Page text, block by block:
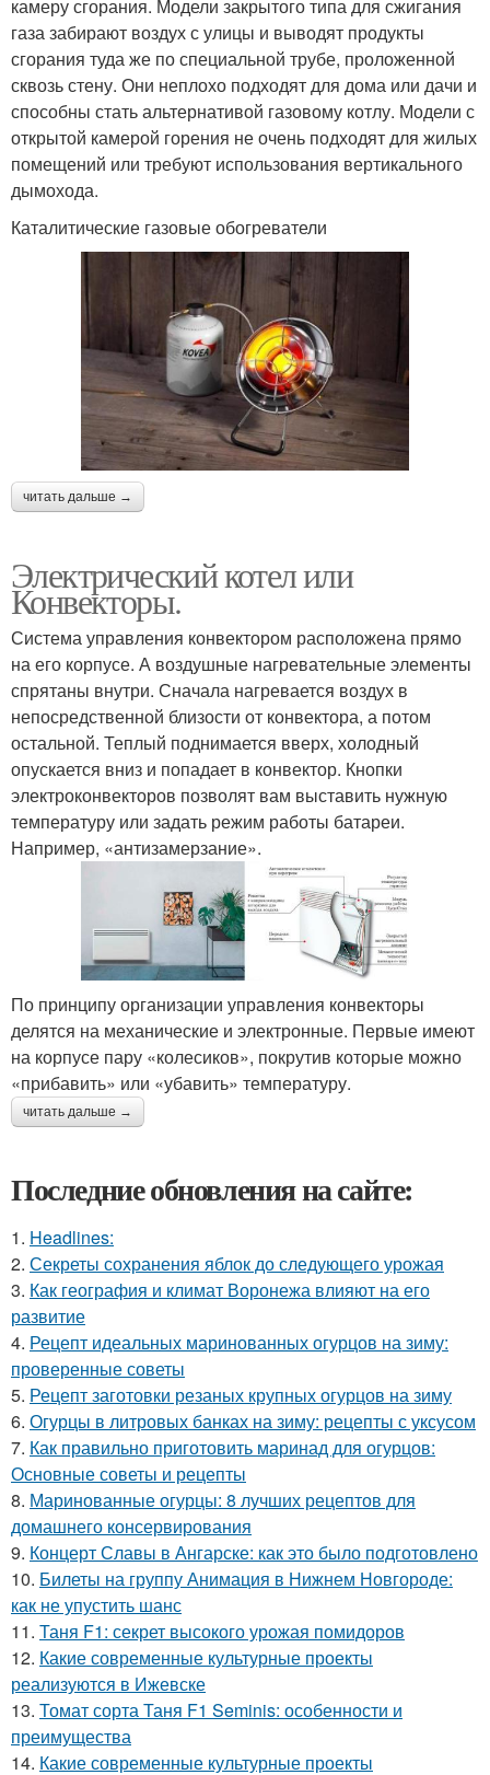
камеру сгорания. Модели закрытого типа для сжигания
газа забирают воздух с улицы и выводят продукты
сгорания туда же по специальной трубе, проложенной
сквозь стену. Они неплохо подходят для дома или дачи и
способны стать альтернативой газовому котлу. Модели с
открытой камерой горения не очень подходят для жилых
помещений или требуют использования вертикального
дымохода.
Каталитические газовые обогреватели
читать дальше →
Электрический котел или
Конвекторы.
Система управления конвектором расположена прямо
на его корпусе. А воздушные нагревательные элементы
спрятаны внутри. Сначала нагревается воздух в
непосредственной близости от конвектора, а потом
остальной. Теплый поднимается вверх, холодный
опускается вниз и попадает в конвектор. Кнопки
электроконвекторов позволят вам выставить нужную
температуру или задать режим работы батареи.
Например, «антизамерзание».
По принципу организации управления конвекторы
делятся на механические и электронные. Первые имеют
на корпусе пару «колесиков», покрутив которые можно
«прибавить» или «убавить» температуру.
читать дальше →
Последние обновления на сайте:
1. Headlines:
2. Секреты сохранения яблок до следующего урожая
3. Как география и климат Воронежа влияют на его
развитие
4. Рецепт идеальных маринованных огурцов на зиму:
проверенные советы
5. Рецепт заготовки резаных крупных огурцов на зиму
6. Огурцы в литровых банках на зиму: рецепты с уксусом
7. Как правильно приготовить маринад для огурцов:
Основные советы и рецепты
8. Маринованные огурцы: 8 лучших рецептов для
домашнего консервирования
9. Концерт Славы в Ангарске: как это было подготовлено
10. Билеты на группу Анимация в Нижнем Новгороде:
как не упустить шанс
11. Таня F1: секрет высокого урожая помидоров
12. Какие современные культурные проекты
реализуются в Ижевске
13. Томат сорта Таня F1 Seminis: особенности и
преимущества
14. Какие современные культурные проекты